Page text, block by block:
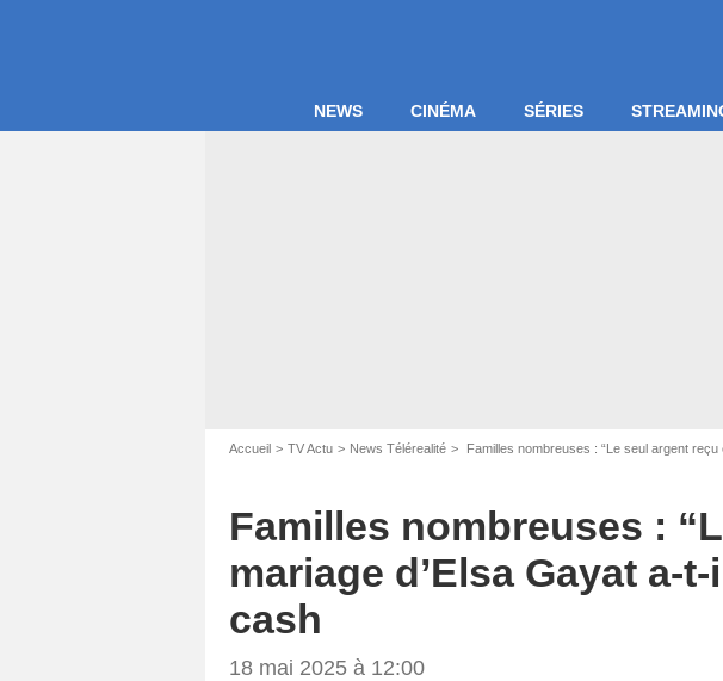
NEWS CINÉMA SÉRIES
Accueil TV Actu News Télérealité Familles nombreuses : “Le seul argent
Familles nombreuses :
mariage d’Elsa Gayat a-
cash
18 mai 2025 à 12:00